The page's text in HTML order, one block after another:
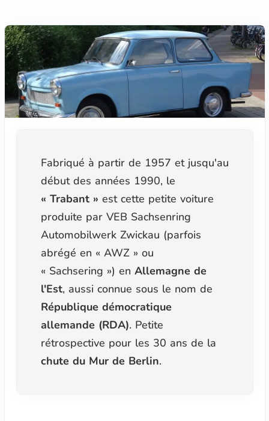
Fabriqué à partir de 1957 et jusqu'au
début des années 1990, le
« Trabant » est cette petite voiture
produite par VEB Sachsenring
Automobilwerk Zwickau (parfois
abrégé en « AWZ » ou
« Sachsering ») en Allemagne de
l'Est, aussi connue sous le nom de
République démocratique
allemande (RDA). Petite
rétrospective pour les 30 ans de la
chute du Mur de Berlin.